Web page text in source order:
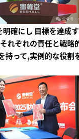
確にし 目標を達成
れぞれの責任と戦
持って,実例的な役